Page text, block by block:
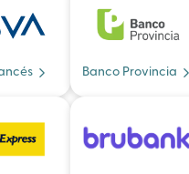
Banco Provincia